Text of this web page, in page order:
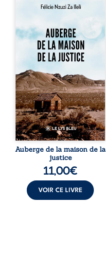
Auberge de la maison de la
parcours exemplaire de
Mbala Zi Nkuaku Lema Félix.
Magistrat intègre, fervent
défenseur des droits
humains et de
l’indépendance judiciaire, il
voit sa carrière de trente-
quatre ans brutalement
brisée par une révocation
arbitraire en 2009, plongeant
sa vie dans un chaos
matériel et moral. À ...
Auberge de la maison de la
justice
11,00€
VOIR CE LIVRE